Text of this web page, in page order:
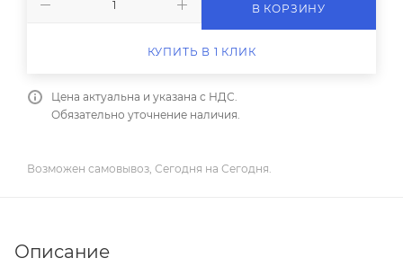
В КОРЗИНУ
КУПИТЬ В 1 КЛИК
Цена актуальна и указана с НДС.
Обязательно уточнение наличия.
Возможен самовывоз, Сегодня на Сегодня.
Описание